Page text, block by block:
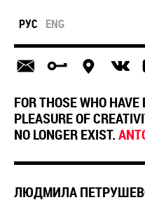
РУС ENG
FOR THOSE WHO
PLEASURE OF
NO LONGER EXIST.
ЛЮДМИЛА